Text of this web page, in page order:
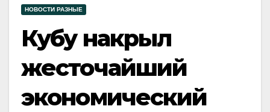
НОВОСТИ РАЗНЫЕ
Кубу накрыл
жесточайший
экономический